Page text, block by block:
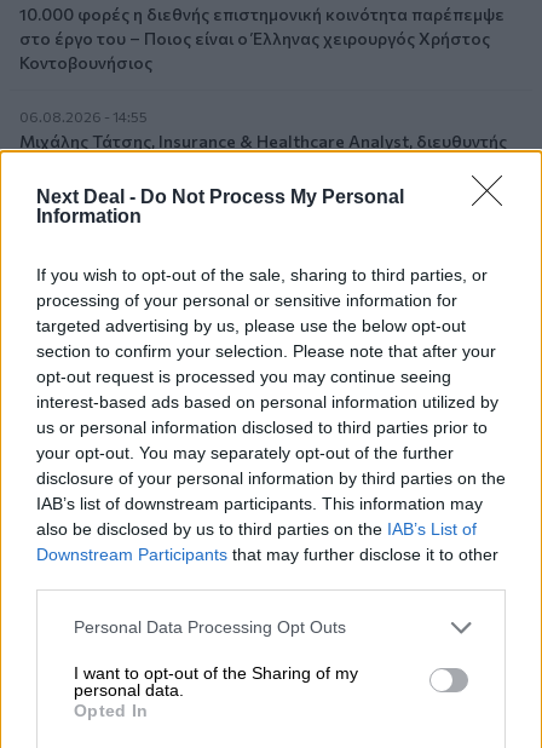
Next Deal - Do Not Process My Personal
Information
If you wish to opt-out of the sale, sharing to third parties, or
processing of your personal or sensitive information for
targeted advertising by us, please use the below opt-out
section to confirm your selection. Please note that after your
opt-out request is processed you may continue seeing
interest-based ads based on personal information utilized by
us or personal information disclosed to third parties prior to
your opt-out. You may separately opt-out of the further
disclosure of your personal information by third parties on the
IAB’s list of downstream participants. This information may
also be disclosed by us to third parties on the IAB’s List of
Downstream Participants that may further disclose it to other
Personal Data Processing Opt Outs
I want to opt-out of the Sharing of my
personal data.
Opted In
10.000 φορές η διεθνής επιστημονική κοινότητα παρέπεμψε
στο έργο του – Ποιος είναι ο Έλληνας χειρουργός Χρήστος
Κοντοβουνήσιος
06.08.2026 - 14:55
Μιχάλης Τάτσης, Insurance & Healthcare Analyst, διευθυντής
06.08.2026 - 13:30
Διαμεσολαβητής στον πελάτη κλάδου υγείας;
06.08.2026 - 12:22
Kavita Patel - PhARMA Innovation Forum: Ένα στα πέντε
καινοτόμα φάρμακα φτάνει τελικά στην Ελλάδα
06.08.2026 - 11:37
Μείωση ασφαλιστικών εισφορών ύψους 240 εκατ. ευρώ
ζητούν οι έμποροι από την Κυβέρνηση
06.08.2026 - 10:45
Ευρώπη: Μπορεί η κλιματική αλλαγή να οδηγήσει σε
06.08.2026 - 09:15
06.08.2026 - 08:40